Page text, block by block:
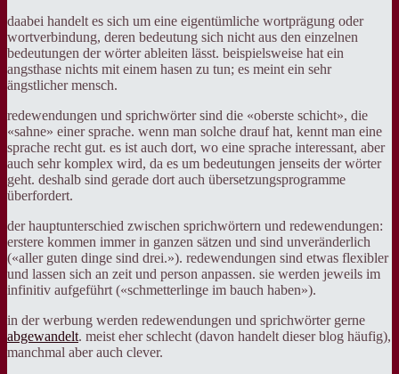
daabei handelt es sich um eine eigentümliche wortprägung oder
wortverbindung, deren bedeutung sich nicht aus den einzelnen
bedeutungen der wörter ableiten lässt. beispielsweise hat ein
angsthase nichts mit einem hasen zu tun; es meint ein sehr
ängstlicher mensch.
redewendungen und sprichwörter sind die «oberste schicht», die
«sahne» einer sprache. wenn man solche drauf hat, kennt man eine
sprache recht gut. es ist auch dort, wo eine sprache interessant, aber
auch sehr komplex wird, da es um bedeutungen jenseits der wörter
geht. deshalb sind gerade dort auch übersetzungsprogramme
überfordert.
der hauptunterschied zwischen sprichwörtern und redewendungen:
erstere kommen immer in ganzen sätzen und sind unveränderlich
(«aller guten dinge sind drei.»). redewendungen sind etwas flexibler
und lassen sich an zeit und person anpassen. sie werden jeweils im
infinitiv aufgeführt («schmetterlinge im bauch haben»).
in der werbung werden redewendungen und sprichwörter gerne
abgewandelt. meist eher schlecht (davon handelt dieser blog häufig),
manchmal aber auch clever.